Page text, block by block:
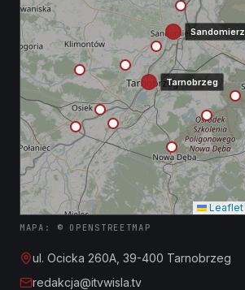
Tarnobrzeg
Sandomierz
Leaflet
MAPA: © OPENSTREETMAP
ul. Ocicka 260A, 39-400 Tarnobrzeg
redakcja@itvwisla.tv